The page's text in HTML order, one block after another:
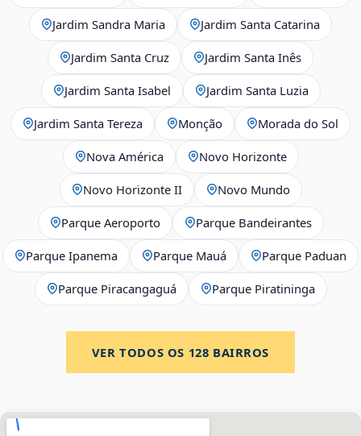
Jardim Sandra Maria Jardim Santa Catarina
Jardim Santa Cruz Jardim Santa Inês
Jardim Santa Isabel Jardim Santa Luzia
Jardim Santa Tereza Monção Morada do Sol
Nova América Novo Horizonte
Novo Horizonte II Novo Mundo
Parque Aeroporto Parque Bandeirantes
Parque Ipanema Parque Mauá Parque Paduan
Parque Piracangaguá Parque Piratininga
VER TODOS OS 128 BAIRROS